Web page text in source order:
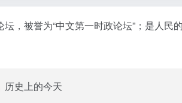
坛，被誉为“中文第一时政论坛”；是人民
历史上的今天